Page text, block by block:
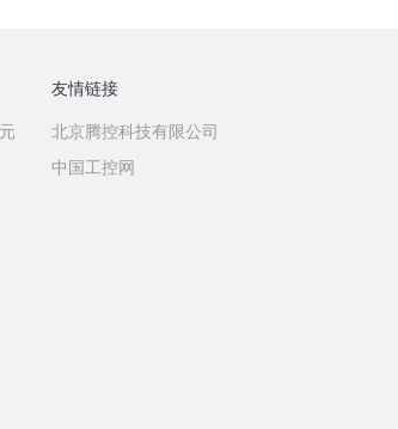
友情链接
北京腾控科技有限公司
中国工控网